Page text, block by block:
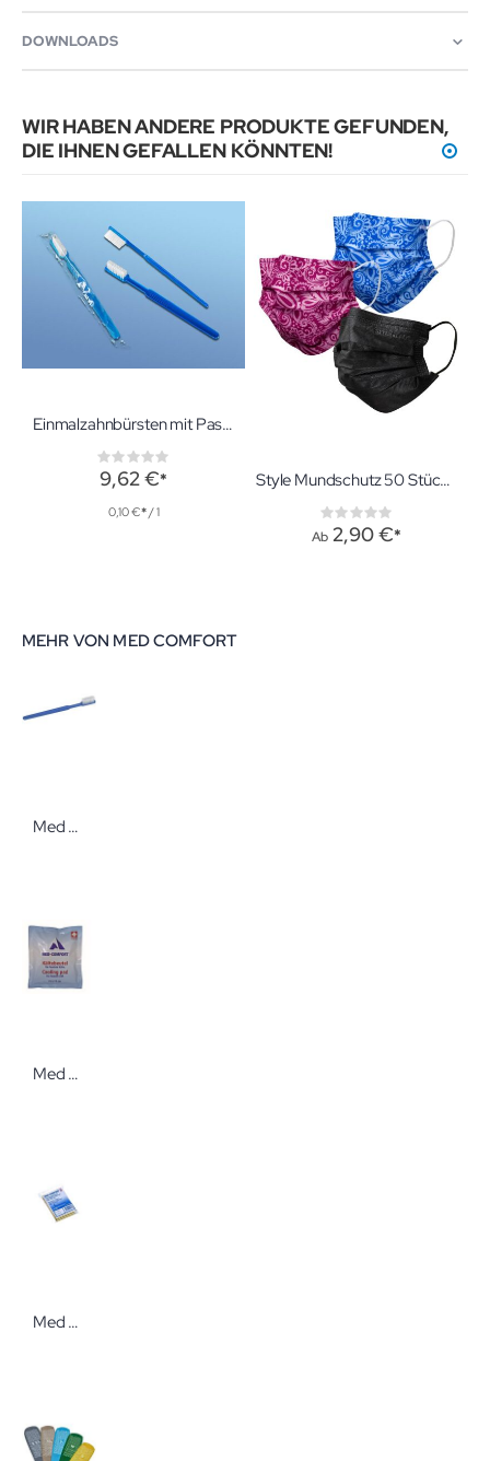
DOWNLOADS
WIR HABEN ANDERE PRODUKTE GEFUNDEN,
DIE IHNEN GEFALLEN KÖNNTEN!
Einmalzahnbürsten mit Paste 100 Stück Einwegzahnbürsten
Rating:
0%
9,62 €
0,10 € / 1
Style Mundschutz 50 Stück Atemschutz mit festen Bändern
Rating:
0%
Ab 2,90 €
MEHR VON MED COMFORT
Med Comfort Einmal-Zahnbürsten blau mit Pasta 100 Stück Mundhygienebedarf für Praxis, Heim und die Reise
Med Comfort Kühlbeutel TOP ICE TNT 15x17cm 40 Stück Kühlauflage im Dentalbereich
Med Comfort Rettungsdecke Notfalldecke silber-gold 210 x 160 cm